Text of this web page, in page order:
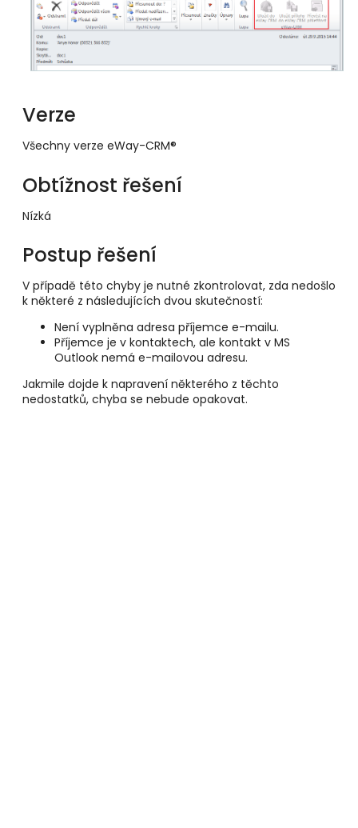
Verze
Všechny verze eWay-CRM®
Obtížnost řešení
Nízká
Postup řešení
V případě této chyby je nutné zkontrolovat, zda nedošlo
k některé z následujících dvou skutečností:
Není vyplněna adresa příjemce e-mailu.
Příjemce je v kontaktech, ale kontakt v MS
Outlook nemá e-mailovou adresu.
Jakmile dojde k napravení některého z těchto
nedostatků, chyba se nebude opakovat.